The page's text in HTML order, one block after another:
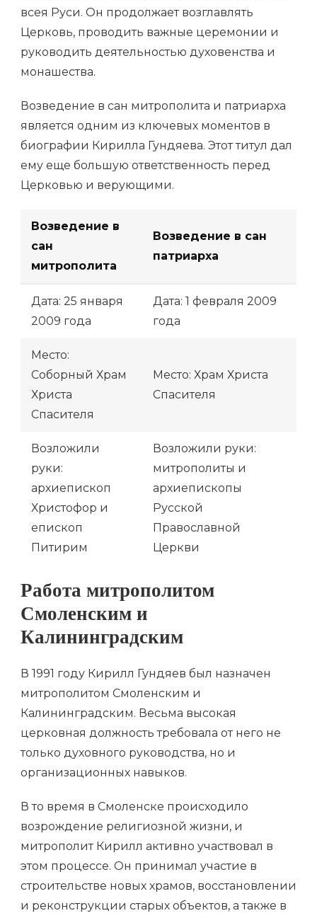
всея Руси. Он продолжает возглавлять
Церковь, проводить важные церемонии и
руководить деятельностью духовенства и
монашества.
Возведение в сан митрополита и патриарха
является одним из ключевых моментов в
биографии Кирилла Гундяева. Этот титул дал
ему еще большую ответственность перед
Церковью и верующими.
Возведение в
сан
митрополита
Возведение в сан
патриарха
Дата: 25 января
2009 года
Дата: 1 февраля 2009
года
Место:
Соборный Храм
Христа
Спасителя
Место: Храм Христа
Спасителя
Возложили
руки:
архиепископ
Христофор и
епископ
Питирим
Возложили руки:
митрополиты и
архиепископы
Русской
Православной
Церкви
Работа митрополитом
Смоленским и
Калининградским
В 1991 году Кирилл Гундяев был назначен
митрополитом Смоленским и
Калининградским. Весьма высокая
церковная должность требовала от него не
только духовного руководства, но и
организационных навыков.
В то время в Смоленске происходило
возрождение религиозной жизни, и
митрополит Кирилл активно участвовал в
этом процессе. Он принимал участие в
строительстве новых храмов, восстановлении
и реконструкции старых объектов, а также в